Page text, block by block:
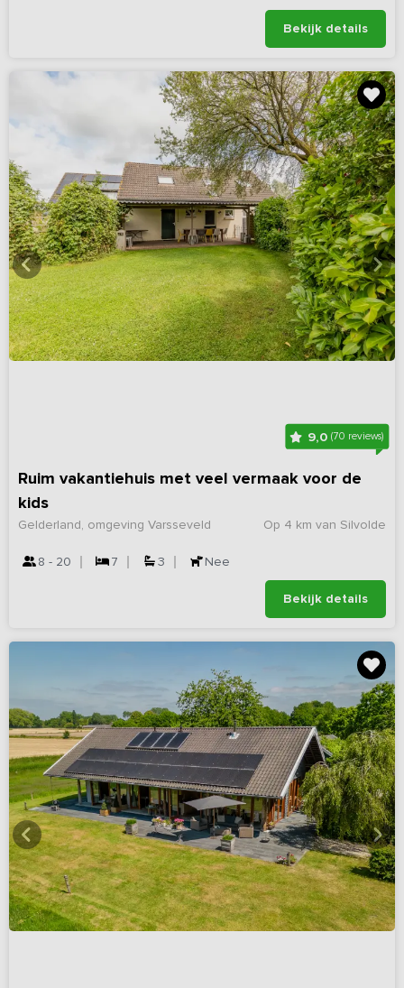
Bekijk details
9,0 (70 reviews)
Ruim vakantiehuis met veel vermaak voor de
kids
Op 4 km van Silvolde
Gelderland, omgeving Varsseveld
8 - 20 7 3 Nee
Bekijk details